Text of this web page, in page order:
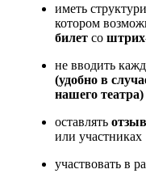
иметь
котором
билет со
не вводить
(удобно в
нашего театра)
оставлять
или участниках
участвовать в